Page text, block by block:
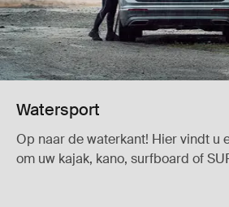
Watersport
Op naar de waterkant! Hier vindt u
om uw kajak, kano, surfboard of